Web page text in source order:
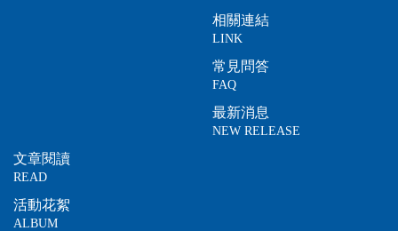
相關連結
LINK
常見問答
FAQ
最新消息
NEW RELEASE
文章閱讀
READ
活動花絮
ALBUM